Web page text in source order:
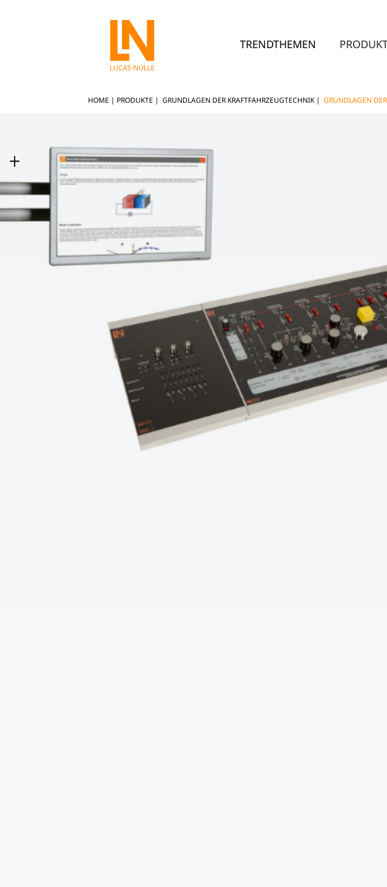
TRENDTHEMEN
HOME | PRODUKTE | GRUNDLAGEN DER KRAFTFAHRZEUGTECHNIK | GRUNDLAGEN